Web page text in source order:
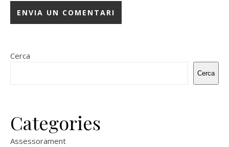
Cerca
Cerca
Categories
Assessorament